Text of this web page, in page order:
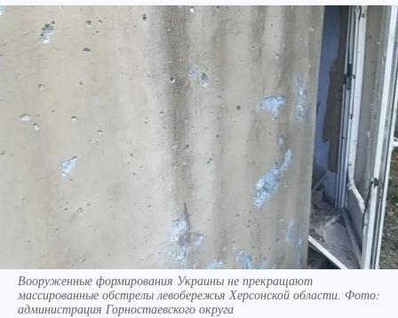
Вооруженные формирования Украины не прекращают
массированные обстрелы левобережья Херсонской области. Фото:
администрация Горностаевского округа